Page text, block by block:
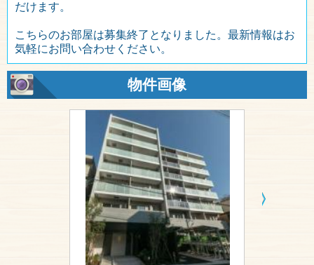
だけます。
こちらのお部屋は募集終了となりました。最新情報はお
気軽にお問い合わせください。
物件画像